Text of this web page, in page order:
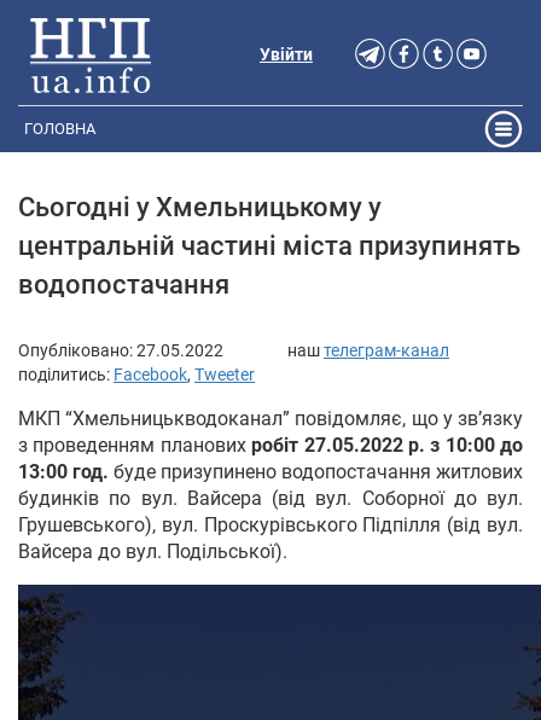
Увійти
ГОЛОВНА
Сьогодні у Хмельницькому у
центральній частині міста призупинять
водопостачання
Опубліковано:27.05.2022 наштелеграм-канал
поділитись: Facebook, Tweeter
МКП “Хмельницькводоканал” повідомляє, що у зв’язку
з проведенням плановихробіт 27.05.2022 р. з 10:00 до
13:00 год. буде призупинено водопостачання житлових
будинків по вул. Вайсера (від вул. Соборної до вул.
Грушевського), вул. Проскурівського Підпілля (від вул.
Вайсера до вул. Подільської).